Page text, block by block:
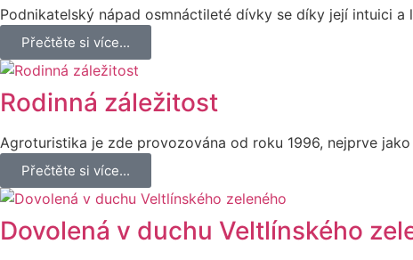
Podnikatelský nápad osmnáctileté dívky se díky její intuici
Přečtěte si více...
Rodinná záležitost
Agroturistika je zde provozována od roku 1996, nejprve
Přečtěte si více...
Dovolená v duchu Veltlínského